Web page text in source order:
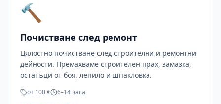
🔨
Почистване след ремонт
Цялостно почистване след строителни и ремонтни
дейности. Премахваме строителен прах, замазка,
остатъци от боя, лепило и шпакловка.
от 100 € 6–14 часа